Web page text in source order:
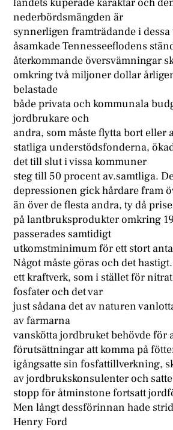
landets kuperade karaktär och
nederbördsmängden är
synnerligen framträdande i
åsamkade Tennesseeflodens
återkommande översvämningar
omkring två miljoner dollar
belastade
både privata och kommunala
jordbrukare och
andra, som måste flytta bort eller
statliga understödsfonderna,
det till slut i vissa kommuner
steg till 50 procent av.samtliga.
depressionen gick hårdare fram
än över de flesta andra, ty då
på lantbruksprodukter omkring
passerades samtidigt
utkomstminimum för ett stort
Något måste göras och det
ett kraftverk, som i stället för
fosfater och det var
just sådana det av naturen
av farmarna
vanskötta jordbruket behövde för
förutsättningar att komma på
igångsatte sin fosfattillverkning,
av jordbrukskonsulenter och
stopp för åtminstone fortsatt
Men långt dessförinnan hade
Henry Ford